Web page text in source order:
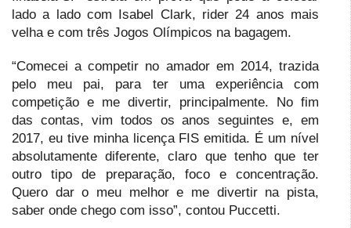
lado a lado com Isabel Clark, rider 24 anos mais
velha e com três Jogos Olímpicos na bagagem.
“Comecei a competir no amador em 2014, trazida
pelo meu pai, para ter uma experiência com
competição e me divertir, principalmente. No fim
das contas, vim todos os anos seguintes e, em
2017, eu tive minha licença FIS emitida. É um nível
absolutamente diferente, claro que tenho que ter
outro tipo de preparação, foco e concentração.
Quero dar o meu melhor e me divertir na pista,
saber onde chego com isso”, contou Puccetti.